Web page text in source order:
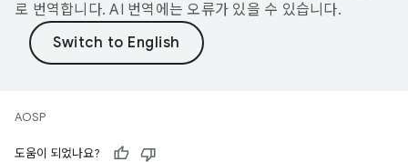
로 번역합니다. AI 번역에는 오류가 있을 수 있습니다.
AOSP
도움이 되었나요?